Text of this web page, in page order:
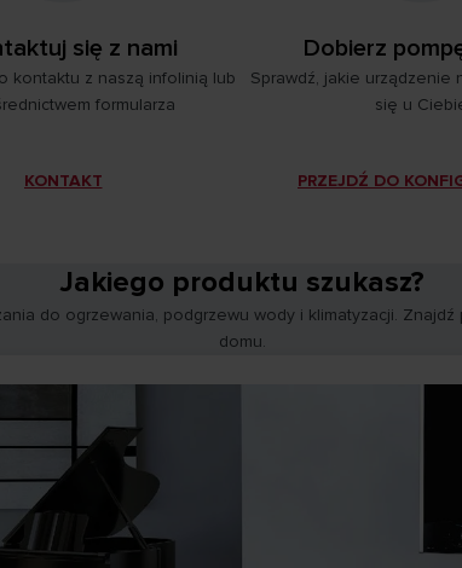
się z nami
kontaktu z naszą infolinią lub
formularza
KONTAKT
Dobierz
Sprawdź, jakie urządzenie
się u
PRZEJDŹ DO
Jakiego produktu szukasz?
do ogrzewania, podgrzewu wody i klimatyzacji.
domu.